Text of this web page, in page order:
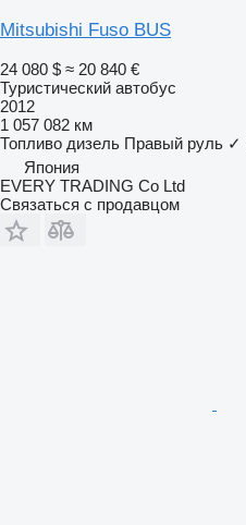
Mitsubishi Fuso BUS
24 080 $ ≈ 20 840 €
Туристический автобус
2012
1 057 082 км
Топливо дизель Правый руль ✓
Япония
EVERY TRADING Co Ltd
Связаться с продавцом